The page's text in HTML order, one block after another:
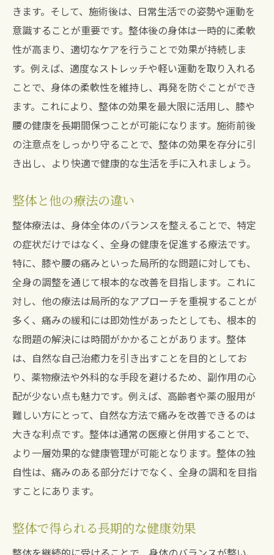
整体による長期的な痛み管理の方法
膝と腰の痛みの根本原因を整体で探る
整体施術の継続的な効果を実感する
痛みの再発を防ぐための整体の工夫
宝塚市の整体で膝と腰の健康を取り戻すための
施術体験
実際の整体施術体験記
膝と腰の健康を取り戻すための施術プラン
膝と腰の健康維持に向けた整体の活用法
整体後の健康的な生活習慣の導入
宝塚市での整体施術を通じた健康改善の事
例
きます。そして、施術後は、日常生活での姿勢や運動を
意識することが重要です。整体後の身体は一時的に柔軟
性が高まり、適切なケアを行うことで効果が持続しま
す。例えば、適度なストレッチや軽い運動を取り入れる
ことで、身体の柔軟性を維持し、再発を防ぐことができ
ます。これにより、整体の効果を最大限に活用し、膝や
腰の健康を長期間保つことが可能になります。施術前後
の注意点をしっかり守ることで、整体の効果を存分に引
き出し、より快適で健康的な生活を手に入れましょう。
整体と他の療法の違い
整体療法は、身体全体のバランスを整えることで、特定
の症状だけではなく、全身の健康を促進する療法です。
特に、膝や腰の痛みといった局所的な問題に対しても、
全身の調整を通じて根本的な改善を目指します。これに
対し、他の療法は局所的なアプローチを重視することが
多く、痛みの緩和には即効性があったとしても、根本的
な問題の解決には時間がかかることがあります。整体
は、自然な自己治癒力を引き出すことを目的としてお
り、薬物療法や外科的な手段を避けるため、副作用の心
配が少ない点も魅力です。例えば、高齢者や薬の服用が
難しい方にとって、自然な方法で痛みを改善できるのは
大きな利点です。整体は通常の医療と併用することで、
より一層効果的な健康管理が可能となります。整体の独
自性は、痛みのある部分だけでなく、全身の調和を目指
すことにあります。
整体で得られる長期的な健康効果